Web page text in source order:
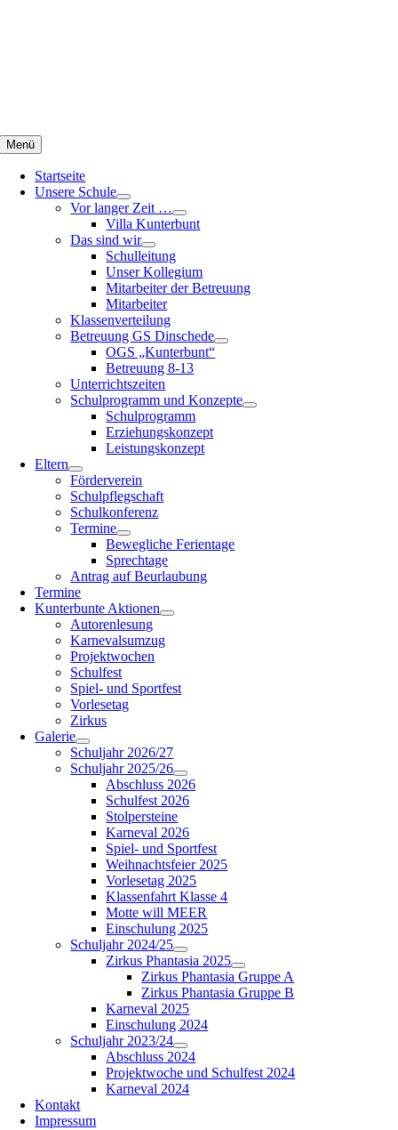
Menü
Startseite
Unsere Schule
Vor langer Zeit …
Villa Kunterbunt
Das sind wir
Schulleitung
Unser Kollegium
Mitarbeiter der Betreuung
Mitarbeiter
Klassenverteilung
Betreuung GS Dinschede
OGS „Kunterbunt“
Betreuung 8-13
Unterrichtszeiten
Schulprogramm und Konzepte
Schulprogramm
Erziehungskonzept
Leistungskonzept
Eltern
Förderverein
Schulpflegschaft
Schulkonferenz
Termine
Bewegliche Ferientage
Sprechtage
Antrag auf Beurlaubung
Termine
Kunterbunte Aktionen
Autorenlesung
Karnevalsumzug
Projektwochen
Schulfest
Spiel- und Sportfest
Vorlesetag
Zirkus
Galerie
Schuljahr 2026/27
Schuljahr 2025/26
Abschluss 2026
Schulfest 2026
Stolpersteine
Karneval 2026
Spiel- und Sportfest
Weihnachtsfeier 2025
Vorlesetag 2025
Klassenfahrt Klasse 4
Motte will MEER
Einschulung 2025
Schuljahr 2024/25
Zirkus Phantasia 2025
Zirkus Phantasia Gruppe A
Zirkus Phantasia Gruppe B
Karneval 2025
Einschulung 2024
Schuljahr 2023/24
Abschluss 2024
Projektwoche und Schulfest 2024
Karneval 2024
Kontakt
Impressum